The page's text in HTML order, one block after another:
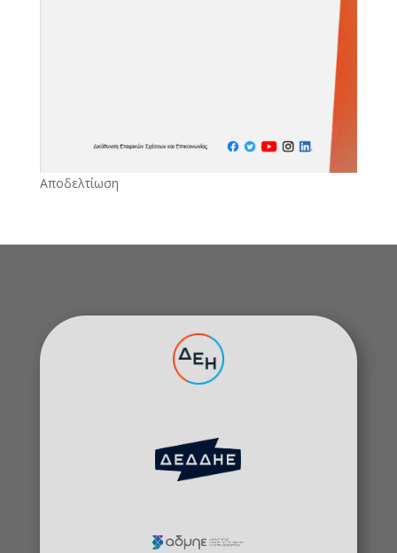
Αποδελτίωση